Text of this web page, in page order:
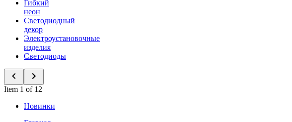
Гибкий
неон
Светодиодный
декор
Электроустановочные
изделия
Светодиоды
Item 1 of 12
Новинки